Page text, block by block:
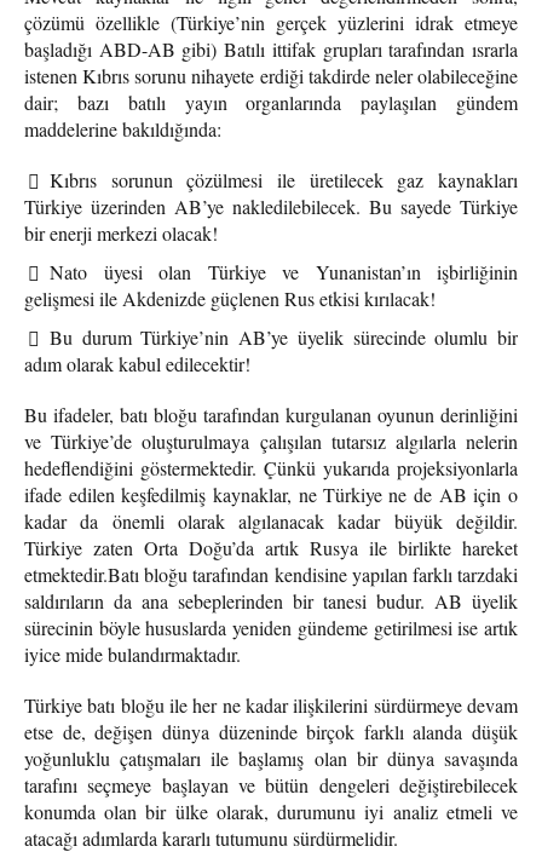
çözümü özellikle (Türkiye’nin gerçek yüzlerini idrak etmeye
başladığı ABD-AB gibi) Batılı ittifak grupları tarafından ısrarla
istenen Kıbrıs sorunu nihayete erdiği takdirde neler olabileceğine
dair; bazı batılı yayın organlarında paylaşılan gündem
maddelerine bakıldığında:
Kıbrıs sorunun çözülmesi ile üretilecek gaz kaynakları
Türkiye üzerinden AB’ye nakledilebilecek. Bu sayede Türkiye
bir enerji merkezi olacak!
Nato üyesi olan Türkiye ve Yunanistan’ın işbirliğinin
gelişmesi ile Akdenizde güçlenen Rus etkisi kırılacak!
Bu durum Türkiye’nin AB’ye üyelik sürecinde olumlu bir
adım olarak kabul edilecektir!
Bu ifadeler, batı bloğu tarafından kurgulanan oyunun derinliğini
ve Türkiye’de oluşturulmaya çalışılan tutarsız algılarla nelerin
hedeflendiğini göstermektedir. Çünkü yukarıda projeksiyonlarla
ifade edilen keşfedilmiş kaynaklar, ne Türkiye ne de AB için o
kadar da önemli olarak algılanacak kadar büyük değildir.
Türkiye zaten Orta Doğu’da artık Rusya ile birlikte hareket
etmektedir.Batı bloğu tarafından kendisine yapılan farklı tarzdaki
saldırıların da ana sebeplerinden bir tanesi budur. AB üyelik
sürecinin böyle hususlarda yeniden gündeme getirilmesi ise artık
iyice mide bulandırmaktadır.
Türkiye batı bloğu ile her ne kadar ilişkilerini sürdürmeye devam
etse de, değişen dünya düzeninde birçok farklı alanda düşük
yoğunluklu çatışmaları ile başlamış olan bir dünya savaşında
tarafını seçmeye başlayan ve bütün dengeleri değiştirebilecek
konumda olan bir ülke olarak, durumunu iyi analiz etmeli ve
atacağı adımlarda kararlı tutumunu sürdürmelidir.